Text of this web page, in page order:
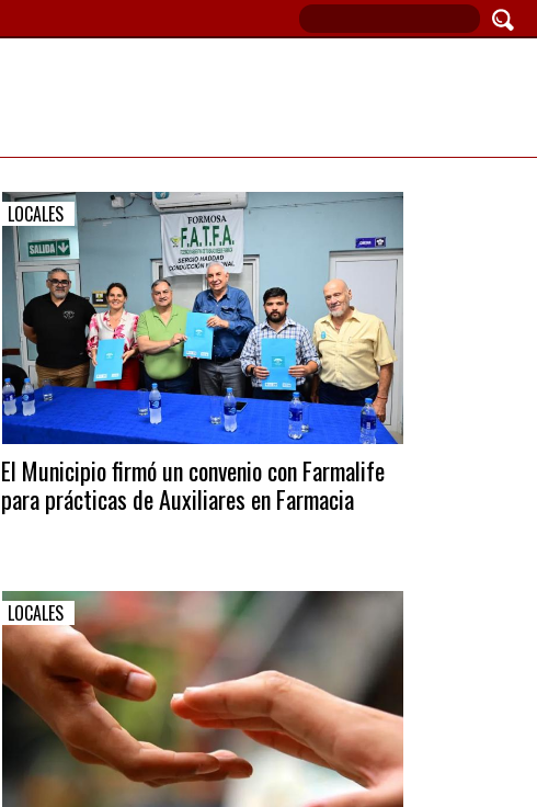
LOCALES
El Municipio firmó un convenio con Farmalife
para prácticas de Auxiliares en Farmacia
LOCALES